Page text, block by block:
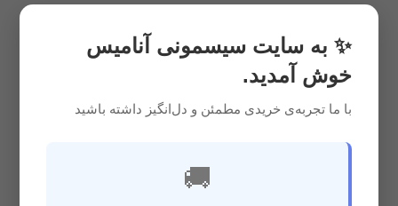
سیسمونی
سیسمونی
✨ به سایت سیسمونی آنامیس
خوش آمدید.
با ما تجربه‌ی خریدی مطمئن و دل‌انگیز داشته باشید
🚚